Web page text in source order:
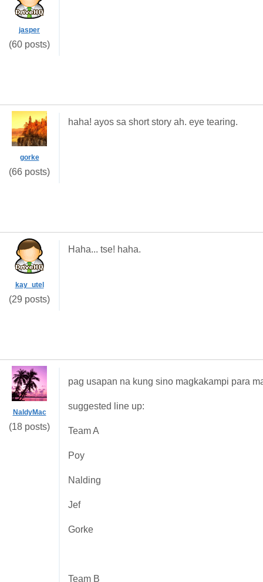
jasper
(60 posts)
gorke
(66 posts)
haha! ayos sa short story ah. eye tearing.
kay_utel
(29 posts)
Haha... tse! haha.
NaldyMac
(18 posts)
pag usapan na kung sino magkakampi para
suggested line up:
Team A
Poy
Nalding
Jef
Gorke
Team B